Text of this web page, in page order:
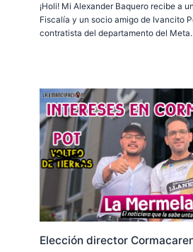
¡Holi! Mi Alexander Baquero recibe a
Fiscalía y un socio amigo de Ivancito
contratista del departamento del Meta.
Elección director